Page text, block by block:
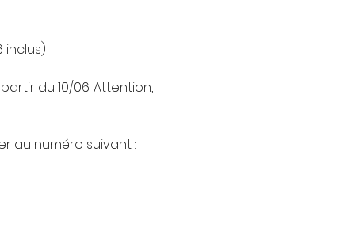
inclus)
du 10/06. Attention,
au numéro suivant :